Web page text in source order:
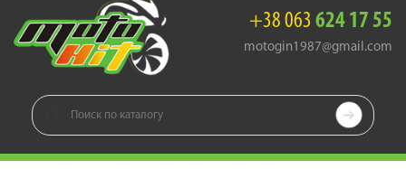
+38 063 624 17 55
motogin1987@gmail.com
